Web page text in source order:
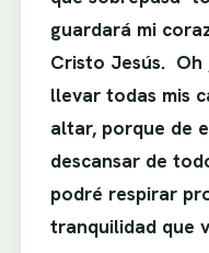
guardará mi
Cristo Jesús. Oh
llevar todas mis
altar, porque de
descansar de
podré respirar
tranquilidad que